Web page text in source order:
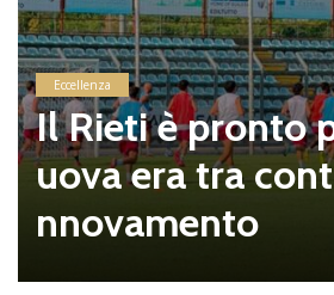
Eccellenza
Il Rieti è pronto
uova era tra
nnovamento